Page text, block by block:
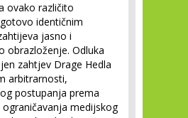
ovako različito
identičnim
jasno i
obrazloženje. Odluka
zahtjev Drage Hedla
arbitrarnosti,
postupanja prema
medijskog